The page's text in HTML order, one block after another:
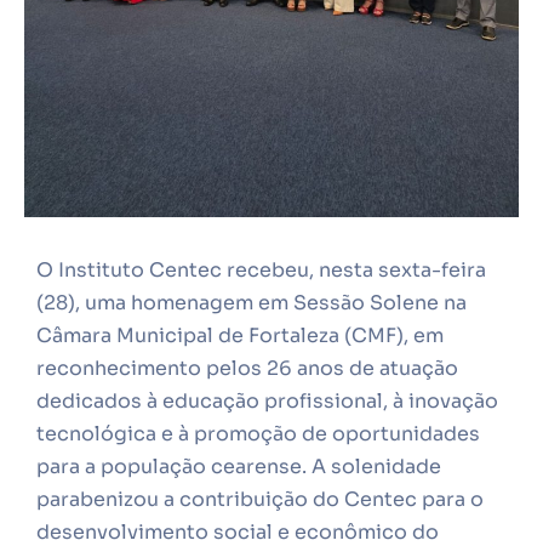
O Instituto Centec recebeu, nesta sexta-feira
(28), uma homenagem em Sessão Solene na
Câmara Municipal de Fortaleza (CMF), em
reconhecimento pelos 26 anos de atuação
dedicados à educação profissional, à inovação
tecnológica e à promoção de oportunidades
para a população cearense. A solenidade
parabenizou a contribuição do Centec para o
desenvolvimento social e econômico do